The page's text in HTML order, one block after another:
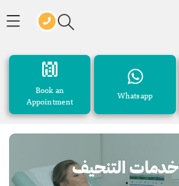
Whatsapp
Book an
Appointment
خدمات التنحيف